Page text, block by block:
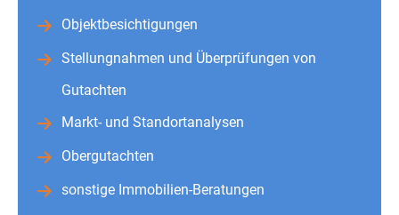
Objektbesichtigungen
Stellungnahmen und Überprüfungen von
Gutachten
Markt- und Standortanalysen
Obergutachten
sonstige Immobilien-Beratungen